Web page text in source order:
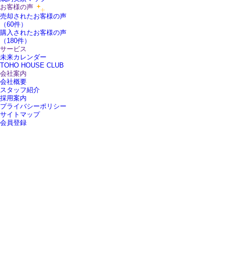
お客様の声
売却されたお客様の声
（60件）
購入されたお客様の声
（180件）
サービス
未来カレンダー
TOHO HOUSE CLUB
会社案内
会社概要
スタッフ紹介
採用案内
プライバシーポリシー
サイトマップ
会員登録